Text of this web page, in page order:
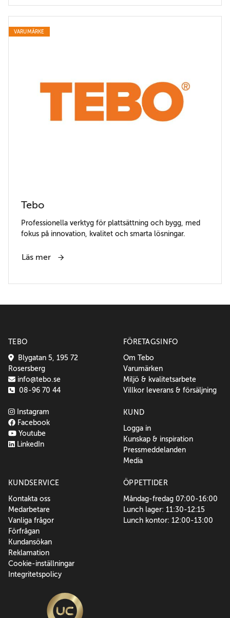
VARUMÄRKE
Tebo
Professionella verktyg för plattsättning och bygg, med
fokus på innovation, kvalitet och smarta lösningar.
Läs mer
TEBO
Blygatan 5, 195 72
Rosersberg
info@tebo.se
08-96 70 44
Instagram
Facebook
Youtube
LinkedIn
FÖRETAGSINFO
Om Tebo
Varumärken
Miljö & kvalitetsarbete
Villkor leverans & försäljning
KUND
Logga in
Kunskap & inspiration
Pressmeddelanden
Media
KUNDSERVICE
Kontakta oss
Medarbetare
Vanliga frågor
Förfrågan
Kundansökan
Reklamation
Cookie-inställningar
Integritetspolicy
ÖPPETTIDER
Måndag-fredag 07:00-16:00
Lunch lager: 11:30-12:15
Lunch kontor: 12:00-13:00